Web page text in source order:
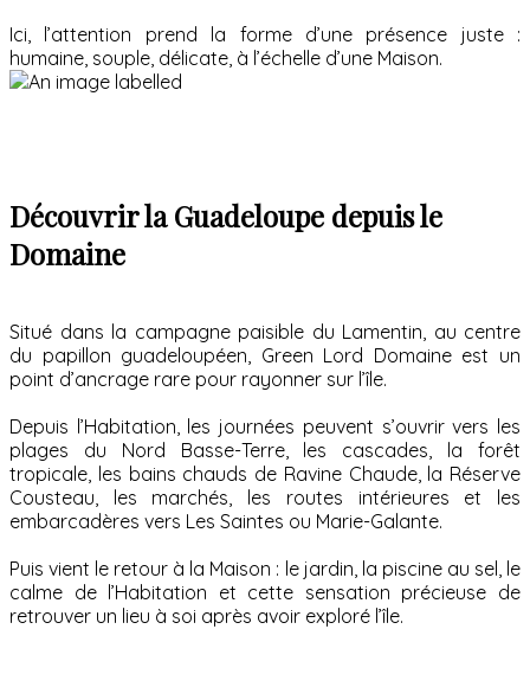
Ici, l’attention prend la forme d’une présence juste :
humaine, souple, délicate, à l’échelle d’une Maison.
Découvrir la Guadeloupe depuis le
Domaine
Situé dans la campagne paisible du Lamentin, au centre
du papillon guadeloupéen, Green Lord Domaine est un
point d’ancrage rare pour rayonner sur l’île.
Depuis l’Habitation, les journées peuvent s’ouvrir vers les
plages du Nord Basse-Terre, les cascades, la forêt
tropicale, les bains chauds de Ravine Chaude, la Réserve
Cousteau, les marchés, les routes intérieures et les
embarcadères vers Les Saintes ou Marie-Galante.
Puis vient le retour à la Maison : le jardin, la piscine au sel, le
calme de l’Habitation et cette sensation précieuse de
retrouver un lieu à soi après avoir exploré l’île.